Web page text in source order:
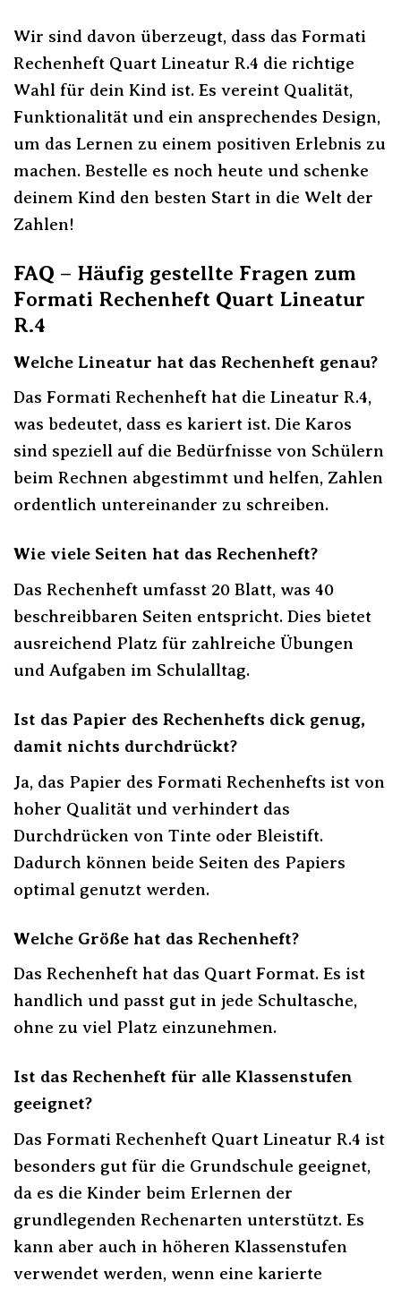
Wir sind davon überzeugt, dass das Formati
Rechenheft Quart Lineatur R.4 die richtige
Wahl für dein Kind ist. Es vereint Qualität,
Funktionalität und ein ansprechendes Design,
um das Lernen zu einem positiven Erlebnis zu
machen. Bestelle es noch heute und schenke
deinem Kind den besten Start in die Welt der
Zahlen!
FAQ – Häufig gestellte Fragen zum
Formati Rechenheft Quart Lineatur
R.4
Welche Lineatur hat das Rechenheft genau?
Das Formati Rechenheft hat die Lineatur R.4,
was bedeutet, dass es kariert ist. Die Karos
sind speziell auf die Bedürfnisse von Schülern
beim Rechnen abgestimmt und helfen, Zahlen
ordentlich untereinander zu schreiben.
Wie viele Seiten hat das Rechenheft?
Das Rechenheft umfasst 20 Blatt, was 40
beschreibbaren Seiten entspricht. Dies bietet
ausreichend Platz für zahlreiche Übungen
und Aufgaben im Schulalltag.
Ist das Papier des Rechenhefts dick genug,
damit nichts durchdrückt?
Ja, das Papier des Formati Rechenhefts ist von
hoher Qualität und verhindert das
Durchdrücken von Tinte oder Bleistift.
Dadurch können beide Seiten des Papiers
optimal genutzt werden.
Welche Größe hat das Rechenheft?
Das Rechenheft hat das Quart Format. Es ist
handlich und passt gut in jede Schultasche,
ohne zu viel Platz einzunehmen.
Ist das Rechenheft für alle Klassenstufen
geeignet?
Das Formati Rechenheft Quart Lineatur R.4 ist
besonders gut für die Grundschule geeignet,
da es die Kinder beim Erlernen der
grundlegenden Rechenarten unterstützt. Es
kann aber auch in höheren Klassenstufen
verwendet werden, wenn eine karierte